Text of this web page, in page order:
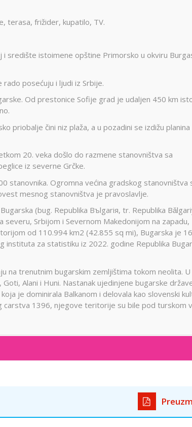
terasa, frižider, kupatilo, TV.
i središte istoimene opštine Primorsko u okviru
posećuju i ljudi iz Srbije.
Od prestonice Sofije grad je udaljen 450 km
priobalje čini niz plaža, a u pozadini se izdižu planina
20. veka došlo do razmene stanovništva sa
iz severne Grčke.
stanovnika. Ogromna većina gradskog stanovništva
mesnog stanovništva je pravoslavlje.
(bug. Republika Bъlgariя, tr. Republika
severu, Srbijom i Severnom Makedonijom na zapadu,
od 110.994 km2 (42.855 sq mi), Bugarska je
instituta za statistiku iz 2022. godine Republika
na trenutnim bugarskim zemljištima tokom neolita. U
Alani i Huni. Nastanak ujedinjene bugarske
je dominirala Balkanom i delovala kao slovenski
1396, njegove teritorije su bile pod turskom